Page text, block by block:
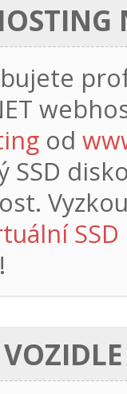
od
SSD
!